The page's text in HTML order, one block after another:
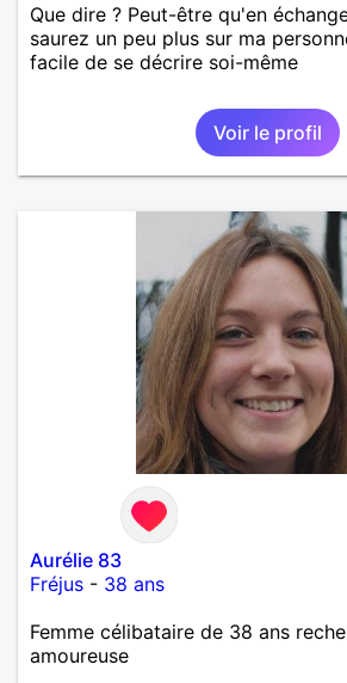
Que dire ? Peut-être qu'en
saurez un peu plus sur ma
facile de se décrire soi-même
Voir le profil
Aurélie 83
Fréjus - 38 ans
Femme célibataire de 38 ans
amoureuse